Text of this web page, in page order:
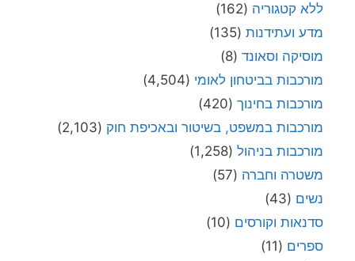
ללא קטגוריה (162)
מדע ועתידנות (135)
מוסיקה וסאונד (8)
מורכבות בביטחון לאומי (4,504)
מורכבות בחינוך (420)
מורכבות במשפט, בשיטור ובאכיפת חוק (2,103)
מורכבות בניהול (1,258)
משטרה וחברה (57)
נשים (43)
סדנאות וקורסים (10)
ספרים (11)